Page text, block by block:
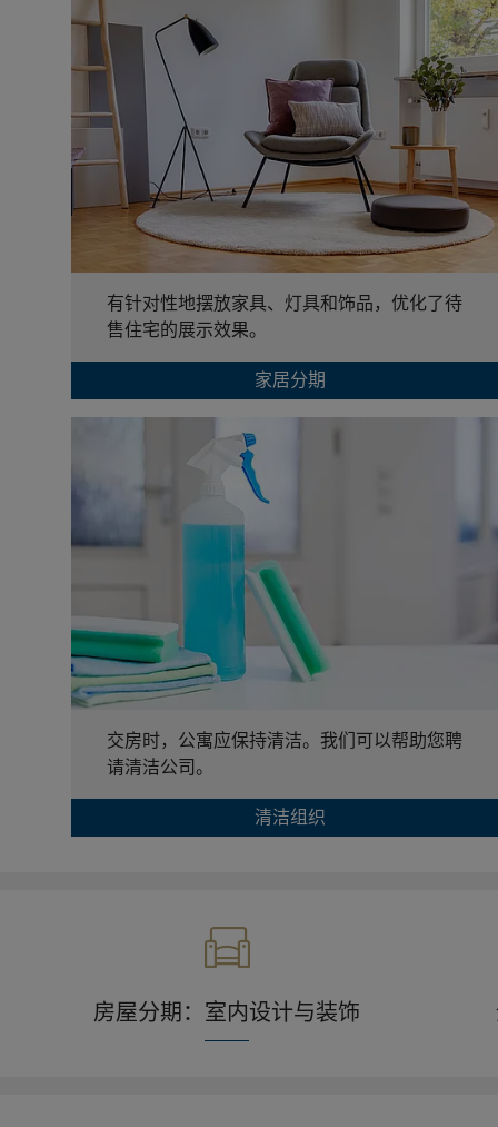
有针对性地摆放家具、灯具和饰品，优化了待
售住宅的展示效果。
家居分期
交房时，公寓应保持清洁。我们可以帮助您聘
请清洁公司。
清洁组织
房屋分期：室内设计与装饰